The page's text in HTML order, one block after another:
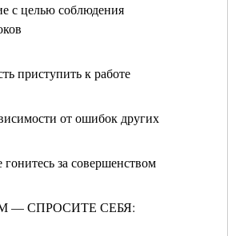
с целью соблюдения
приступить к работе
от ошибок других
за совершенством
— СПРОСИТЕ СЕБЯ: